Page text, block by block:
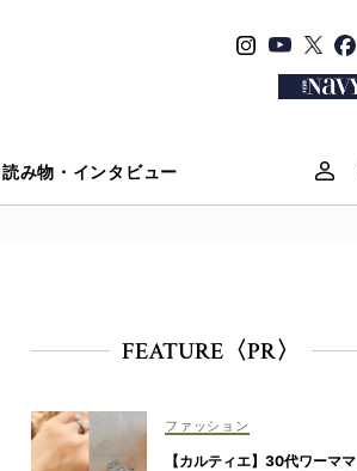
読み物・インタビュー
FEATURE〈PR〉
ファッション
【カルティエ】30代ワーママ